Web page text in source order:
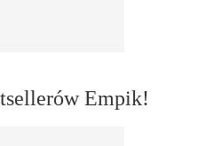
Empik!